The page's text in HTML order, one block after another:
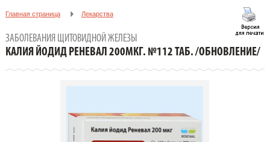
Главная страница Лекарства
КАЛИЯ ЙОДИД РЕНЕВАЛ 200МКГ. №112 ТАБ. /ОБНОВЛЕНИЕ/
ЗАБОЛЕВАНИЯ ЩИТОВИДНОЙ ЖЕЛЕЗЫ
КАЛИЯ ЙОДИД РЕНЕВАЛ 200МКГ. №112 ТАБ. /ОБНОВЛЕНИЕ/